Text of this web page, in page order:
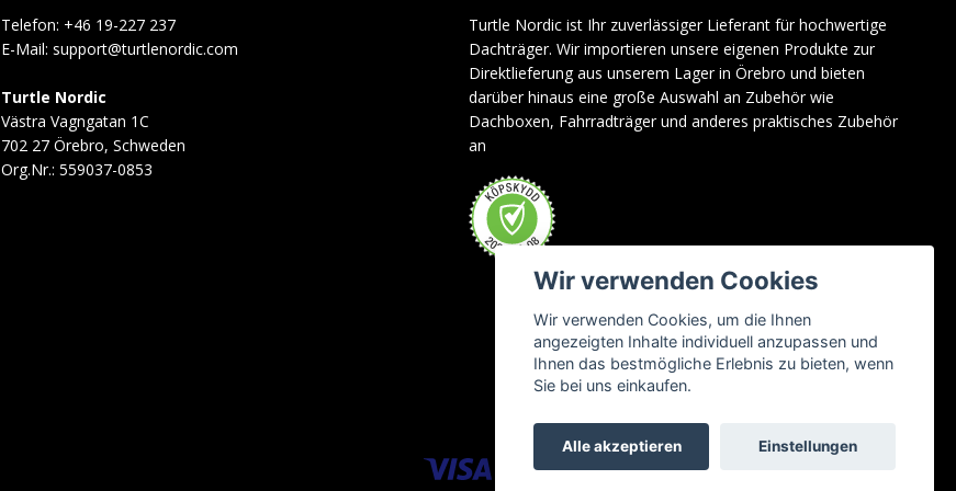
Telefon: +46 19-227 237
E-Mail: support@turtlenordic.com
Turtle Nordic
Västra Vagngatan 1C
702 27 Örebro, Schweden
Org.Nr.: 559037-0853
Turtle Nordic ist Ihr zuverlässiger Lieferant für hochwertige
Dachträger. Wir importieren unsere eigenen Produkte zur
Direktlieferung aus unserem Lager in Örebro und bieten
darüber hinaus eine große Auswahl an Zubehör wie
Dachboxen, Fahrradträger und anderes praktisches Zubehör
an
Wir verwenden Cookies
Wir verwenden Cookies, um die Ihnen
angezeigten Inhalte individuell anzupassen und
Ihnen das bestmögliche Erlebnis zu bieten, wenn
Sie bei uns einkaufen.
Alle akzeptieren Einstellungen